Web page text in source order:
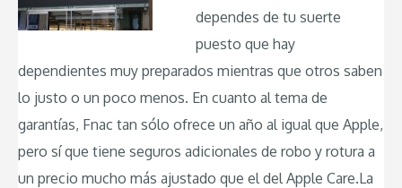
dependes de tu suerte
puesto que hay
dependientes muy preparados mientras que otros saben
lo justo o un poco menos. En cuanto al tema de
garantías, Fnac tan sólo ofrece un año al igual que Apple,
pero sí que tiene seguros adicionales de robo y rotura a
un precio mucho más ajustado que el del Apple Care.La